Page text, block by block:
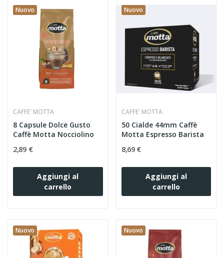
Nuovo
CAFFE' MOTTA
8 Capsule Dolce Gusto
Caffè Motta Nocciolino
2,89 €
Aggiungi al
carrello
Nuovo
CAFFE' MOTTA
50 Cialde 44mm Caffè
Motta Espresso Barista
8,69 €
Aggiungi al
carrello
Nuovo Nuovo